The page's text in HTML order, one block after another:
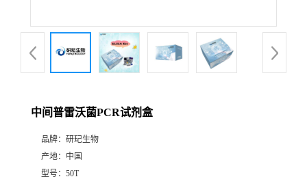
中间普雷沃菌PCR试剂盒
品牌： 研玘生物
产地： 中国
型号： 50T